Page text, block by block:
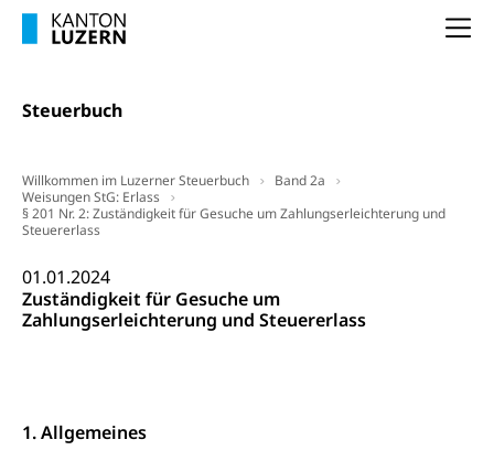
Steuerbuch
Willkommen im Luzerner Steuerbuch
Band 2a
Weisungen StG: Erlass
§ 201 Nr. 2: Zuständigkeit für Gesuche um Zahlungserleichterung und
Steuererlass
01.01.2024
Zuständigkeit für Gesuche um
Zahlungserleichterung und Steuererlass
1. Allgemeines
Krankenkasse
Prämienverbilligung (WAS Luzern)
Luzern)
Kranken- und Unfallversicherung
sichere Lebensmittel, Lebensmittelkontrolle,
Trinkwasser
Lebensmittel
Prävention
Gesundheitsvorsorge, Wellness, Unfallverhütung,
Suchtprävention, Alkoholprävention,
Sekundärprävention, Tertiärprävention
Darmkrebsvorsorge
Soziale Sicherheit
Unfallversicherung, Invalidenversicherung,
Sozialhilfe